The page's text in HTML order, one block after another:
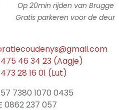
Op 20min rijden van Brugge
Gratis parkeren voor de deur
46 34 23 (Aagje)
28 16 01 (Lut)
7380 1070 0435
0862 237 057